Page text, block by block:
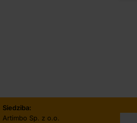
Siedziba:
Artimbo Sp. z o.o.